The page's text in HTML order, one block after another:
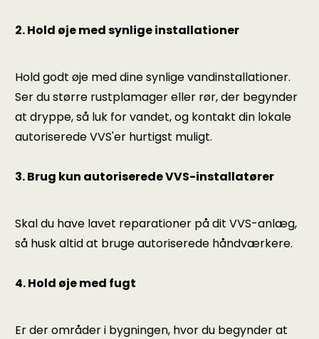
2. Hold øje med synlige installationer
Hold godt øje med dine synlige vandinstallationer.
Ser du større rustplamager eller rør, der begynder
at dryppe, så luk for vandet, og kontakt din lokale
autoriserede VVS'er hurtigst muligt.
3. Brug kun autoriserede VVS-installatører
Skal du have lavet reparationer på dit VVS-anlæg,
så husk altid at bruge autoriserede håndværkere.
4. Hold øje med fugt
Er der områder i bygningen, hvor du begynder at